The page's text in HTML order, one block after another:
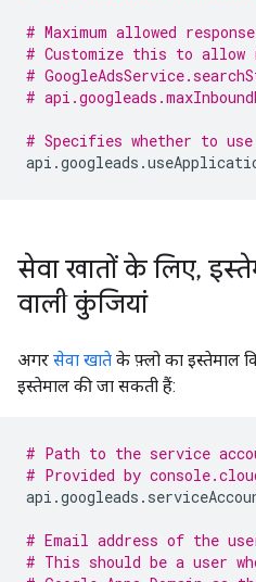
# Maximum allowed
# Customize this to allow
#
#
# Specifies whether to
सेवा खातों के लिए,
वाली कुंजियां
अगर सेवा खाते के फ़्लो का इस्तेमाल
इस्तेमाल की जा सकती हैं:
# Path to the service
# Provided by
# Email address of the
# This should be a user